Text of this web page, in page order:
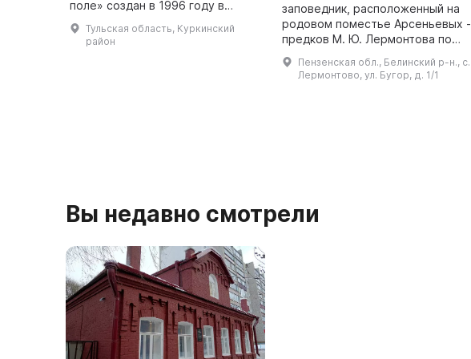
поле» создан в 1996 году в
память об одном из величайших
сражений средневековья –
Куликовской битве. Победа на
Тульская область, Куркинский
район
заповедник, расположенный на
родовом поместье Арсеньевых -
предков М. Ю. Лермонтова по
материнской линии. Он
располагается на площади 197
га. Коллекционный фонд музея
Пензенская обл., Белинский р-н., с.
Лермонтово, ул. Бугор, д. 1/1
Вы недавно смотрели